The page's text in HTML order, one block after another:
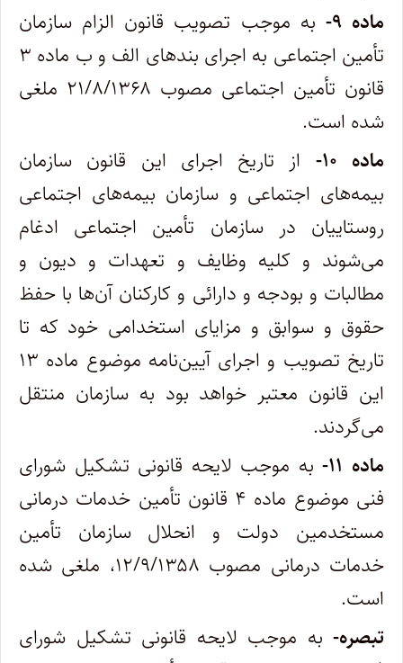
ماده ۹-
به موجب تصویب قانون الزام سازمان
تأمین اجتماعی به اجرای بندهای الف و ب ماده ۳
قانون تأمین اجتماعی مصوب ۲۱/۸/۱۳۶۸ ملغی
شده است.
ماده ۱۰-
از تاریخ اجرای این قانون سازمان
بیمه‌های اجتماعی و سازمان بیمه‌های اجتماعی
روستاییان در سازمان تأمین اجتماعی ادغام
می‌شوند و کلیه وظایف و تعهدات و دیون و
مطالبات و بودجه و دارائی و کارکنان آن‌ها با حفظ
حقوق و سوابق و مزایای استخدامی خود که تا
تاریخ تصویب و اجرای آیین‌نامه موضوع ماده ۱۳
این قانون معتبر خواهد بود به سازمان منتقل
می‌گردند.
ماده ۱۱-
به موجب لایحه قانونی تشکیل شورای
فنی موضوع ماده ۴ قانون تأمین خدمات درمانی
مستخدمین دولت و انحلال سازمان تأمین
خدمات درمانی مصوب ۱۲/۹/۱۳۵۸، ملغی شده
است.
تبصره- به موجب لایحه قانونی تشکیل شورای